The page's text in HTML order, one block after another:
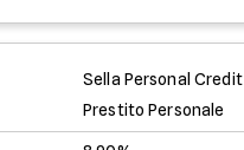
Sella Personal Credit
Prestito Personale